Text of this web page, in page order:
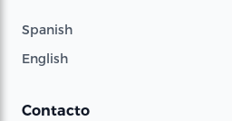
Spanish
English
Contacto